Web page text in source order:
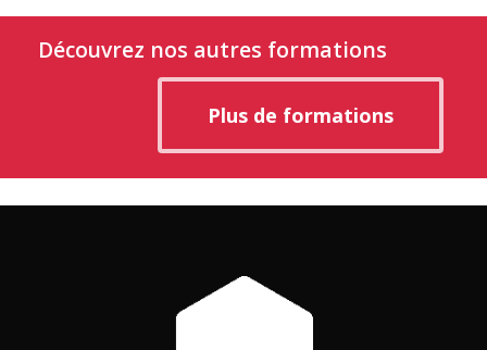
Découvrez nos autres formations
Plus de formations